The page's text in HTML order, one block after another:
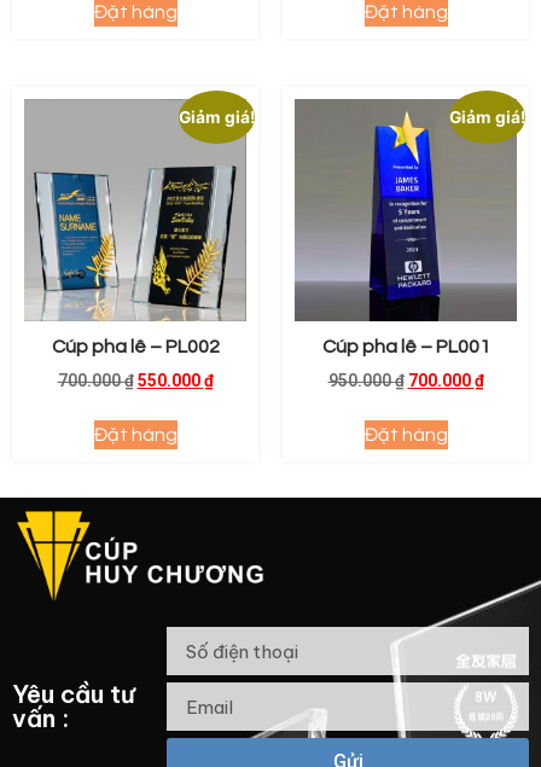
Đặt hàng Đặt hàng
Giảm giá!
Cúp pha lê – PL002
700.000₫ 550.000₫
Đặt hàng
Giảm giá!
Cúp pha lê – PL001
950.000₫ 700.000₫
Đặt hàng
Yêu cầu tư
vấn :
Gửi